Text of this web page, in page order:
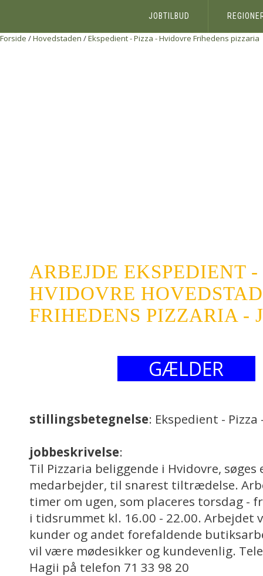
JOBTILBUD
Forside /Hovedstaden /Ekspedient - Pizza - Hvidovre Frihedens pizzaria
ARBEJDE EKSPEDIENT
HVIDOVRE
FRIHEDENS PIZZARIA -
GÆLDER
stillingsbetegnelse: Ekspedient - Pizza
jobbeskrivelse:
Til Pizzaria beliggende i Hvidovre,
medarbejder, til snarest tiltrædelse.
timer om ugen, som placeres torsdag -
i tidsrummet kl. 16.00 - 22.00. Arbejdet
kunder og andet forefaldende
vil være mødesikker og kundevenlig.
Hagii på telefon 71 33 98 20